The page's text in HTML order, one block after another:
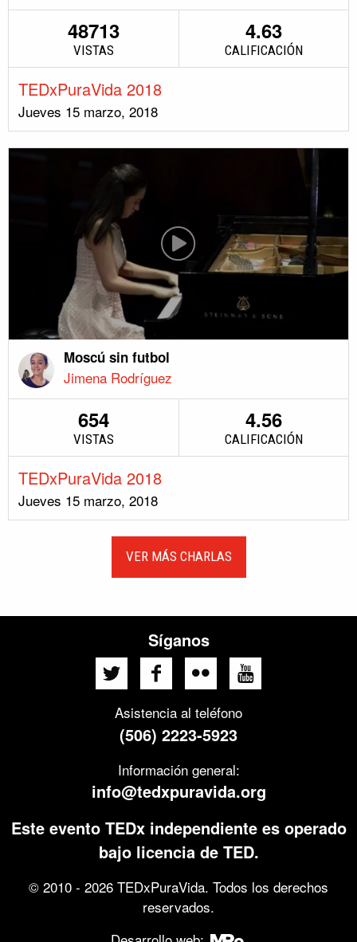
48713
VISTAS
4.63
CALIFICACIÓN
TEDxPuraVida 2018
Jueves 15 marzo, 2018
Moscú sin futbol
Jimena Rodríguez
654
VISTAS
4.56
CALIFICACIÓN
TEDxPuraVida 2018
Jueves 15 marzo, 2018
VER MÁS CHARLAS
Síganos
Asistencia al teléfono
(506) 2223-5923
Información general:
info@tedxpuravida.org
Este evento TEDx independiente es operado
bajo licencia de TED.
© 2010 - 2026 TEDxPuraVida. Todos los derechos
reservados.